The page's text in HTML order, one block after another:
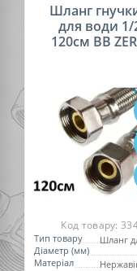
Шланг
для води 1/
120см ВВ
Код товару:
Тип товару
Діаметр (мм)
Матеріал